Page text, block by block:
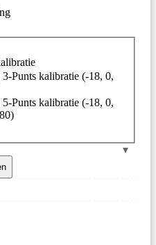
Punts kalibratie (-18, 0,
Punts kalibratie (-18, 0,
)